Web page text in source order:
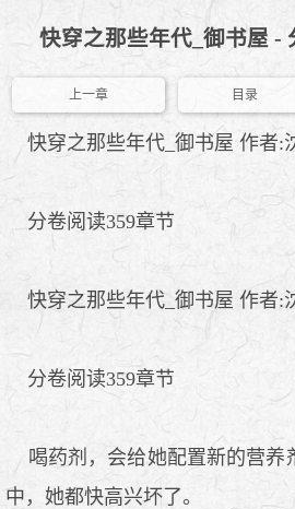
快穿之那些年代_御书屋 -
上一章 目录
快穿之那些年代_御书屋 作者:
分卷阅读359章节
快穿之那些年代_御书屋 作者:
分卷阅读359章节
喝药剂，会给她配置新的营养
中，她都快高兴坏了。